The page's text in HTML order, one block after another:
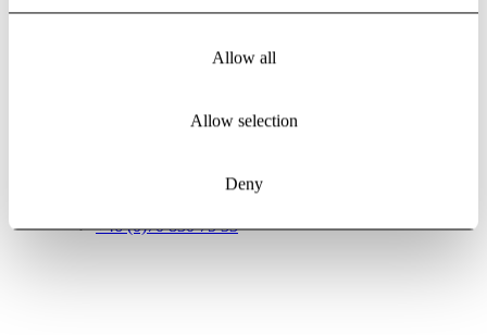
Allow all
Allow selection
Deny
Håkansson
+46 (0)70 830 75 33